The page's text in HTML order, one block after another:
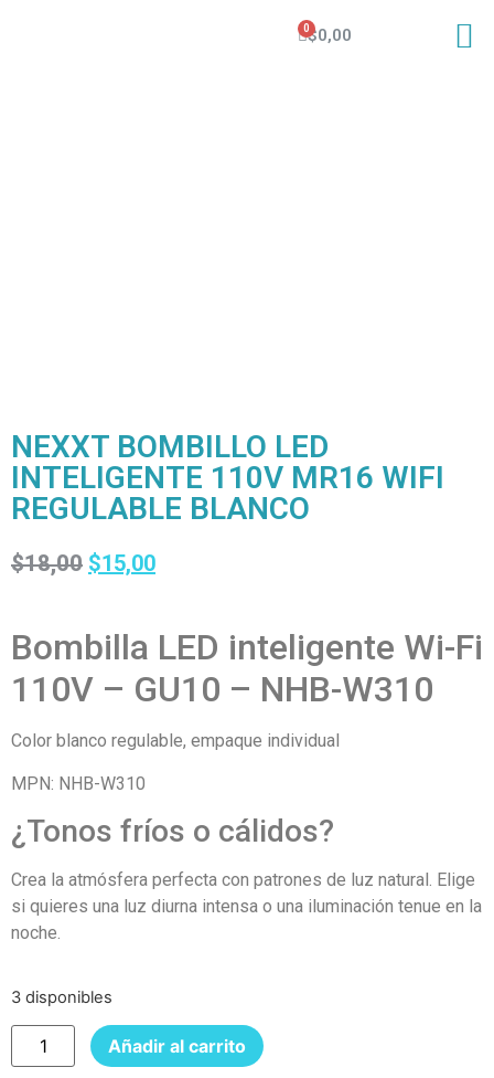
$0,00
NEXXT BOMBILLO LED
INTELIGENTE 110V MR16 WIFI
REGULABLE BLANCO
$18,00 $15,00
Bombilla LED inteligente Wi-Fi
110V – GU10 – NHB-W310
Color blanco regulable, empaque individual
MPN: NHB-W310
¿Tonos fríos o cálidos?
Crea la atmósfera perfecta con patrones de luz natural. Elige
si quieres una luz diurna intensa o una iluminación tenue en la
noche.
3 disponibles
Añadir al carrito